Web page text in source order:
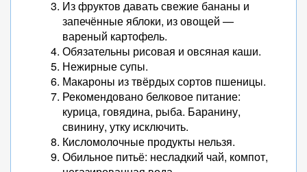
Из фруктов давать свежие бананы и
запечённые яблоки, из овощей —
вареный картофель.
Обязательны рисовая и овсяная каши.
Нежирные супы.
Макароны из твёрдых сортов пшеницы.
Рекомендовано белковое питание:
курица, говядина, рыба. Баранину,
свинину, утку исключить.
Кисломолочные продукты нельзя.
Обильное питьё: несладкий чай, компот,